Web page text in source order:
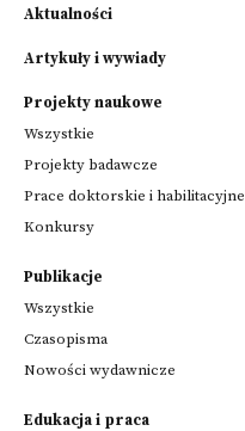
Aktualności
Artykuły i wywiady
Projekty naukowe
Wszystkie
Projekty badawcze
Prace doktorskie i habilitacyjne
Konkursy
Publikacje
Wszystkie
Czasopisma
Nowości wydawnicze
Edukacja i praca